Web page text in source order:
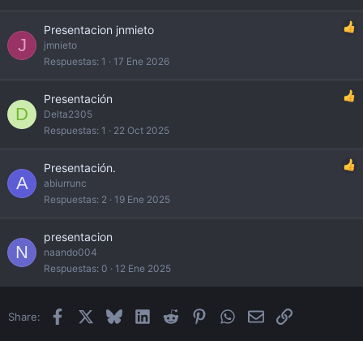
J
Presentacion jnmieto
jmnieto
Respuestas 1 17 Ene 2026
D
Presentación
Delta2305
Respuestas 1 22 Oct 2025
A
Presentación.
abiurrunc
Respuestas 2 19 Ene 2025
N
presentacion
naando004
Respuestas 0 12 Ene 2025
Share: Facebook BlueskyLinkedInReddit PinterestWhatsApp
EmailEnlace